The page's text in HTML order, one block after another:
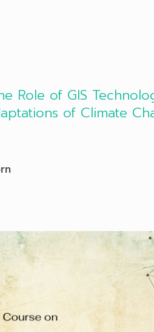
Role of GIS
of Climate